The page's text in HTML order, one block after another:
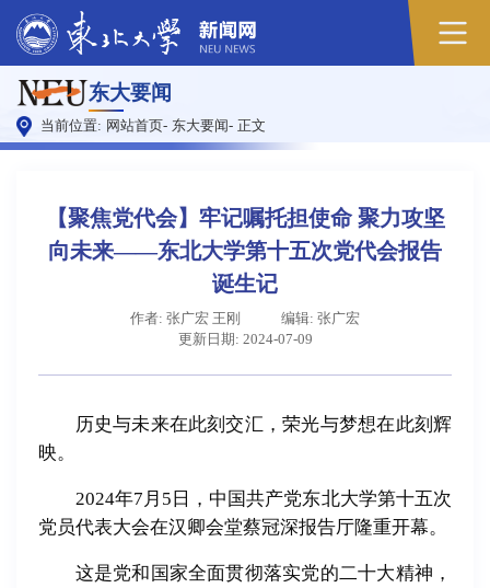
东大要闻
当前位置: 网站首页- 东大要闻- 正文
【聚焦党代会】牢记嘱托担使命 聚力攻坚
向未来——东北大学第十五次党代会报告
诞生记
作者: 张广宏 王刚
编辑: 张广宏
更新日期: 2024-07-09
历史与未来在此刻交汇，荣光与梦想在此刻辉
映。
2024年7月5日，中国共产党东北大学第十五次
党员代表大会在汉卿会堂蔡冠深报告厅隆重开幕。
这是党和国家全面贯彻落实党的二十大精神，